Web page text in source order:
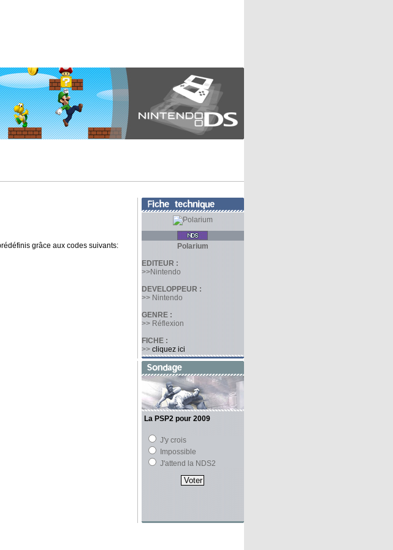
grâce aux codes suivants:
Polarium
EDITEUR :
>>Nintendo
DEVELOPPEUR :
>> Nintendo
GENRE :
>> Réflexion
FICHE :
>> cliquez ici
La PSP2 pour 2009
J'y crois
Impossible
J'attend la NDS2